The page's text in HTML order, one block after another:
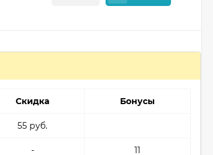
Скидка Бонусы
55 руб.
- 11